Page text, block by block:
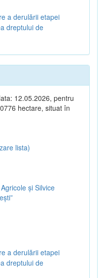
a derulării etapei
dreptului de
12.05.2026, pentru
hectare, situat în
lista)
și Silvice
a derulării etapei
dreptului de